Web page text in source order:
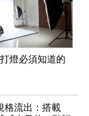
燈必須知道的
格流出：搭載